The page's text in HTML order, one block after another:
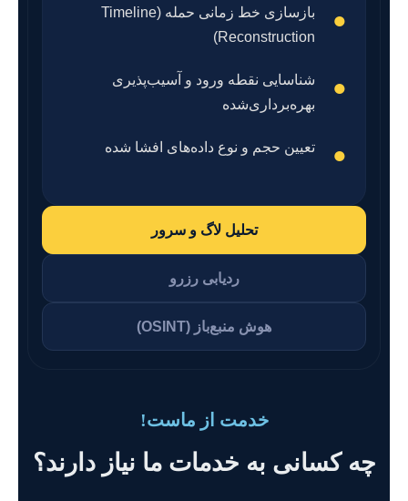
بازسازی خط زمانی حمله (Timeline
Reconstruction)
شناسایی نقطه ورود و آسیب‌پذیری
بهره‌برداری‌شده
تعیین حجم و نوع داده‌های افشا شده
تحلیل لاگ و سرور
ردیابی رزرو
هوش منبع‌باز (OSINT)
خدمت از ماست!
چه کسانی به خدمات ما نیاز دارند؟